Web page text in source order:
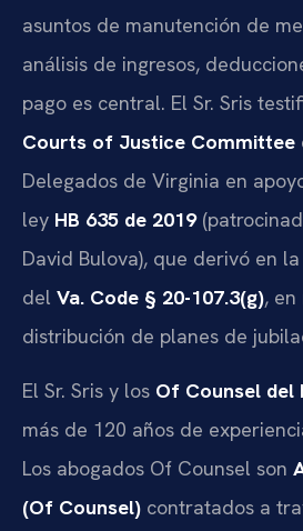
asuntos de manutención de
análisis de ingresos,
pago es central. El Sr. Sris
Courts of Justice Committee
Delegados de Virginia en
ley HB 635 de 2019
David Bulova), que derivó en
del Va. Code § 20-107.3(g),
distribución de planes de
El Sr. Sris y los Of Counsel del
más de 120 años de
Los abogados Of Counsel son
(Of Counsel) contratados a